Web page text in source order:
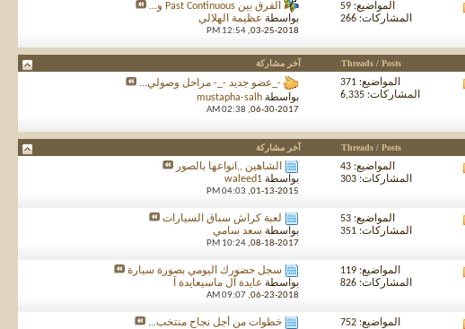
المنتدى
المواضيع: 59
المشاركات: 266
الفرق بين Past Continuous و...
بواسطة عظيمة الهلالي
03-25-2018,
12:54 PM
Threads / Posts آخر مشاركة
المواضيع: 371
المشاركات: 6,335
-_عضو جديد -_- مراحل وصولي...
بواسطة mustapha-salh
06-30-2017,
02:38 AM
Threads / Posts آخر مشاركة
المواضيع: 43
المشاركات: 303
الشاهين ,,انواعها بالصور
بواسطة waleed1
01-13-2015,
04:03 PM
المواضيع: 53
المشاركات: 351
لعبة كراش سباق السيارات
بواسطة سعد سامي
08-18-2017,
10:24 PM
المواضيع: 119
المشاركات: 826
سجل حضورك اليومي بصورة سيارة
بواسطة عايدة آل ماسيعايدة آ
06-23-2018,
09:07 AM
المواضيع: 752
خطوات من أجل نجاح منتخب...